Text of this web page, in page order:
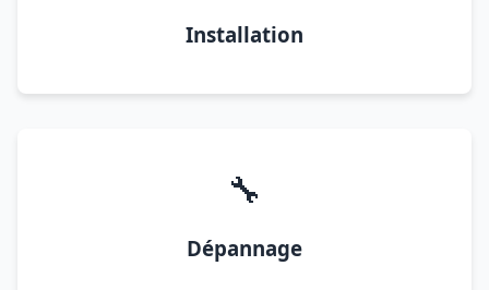
Installation
🔧
Dépannage